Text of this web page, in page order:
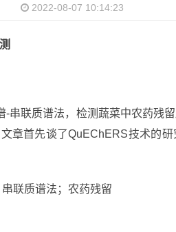
2022-08-07 10:14:23
-串联质谱法，检测蔬菜中农药残
章首先谈了QuEChERS技术的
联质谱法；农药残留